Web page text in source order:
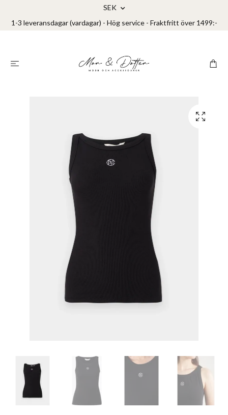
SEK
1-3 leveransdagar (vardagar) - Hög service - Fraktfritt över 1499:-